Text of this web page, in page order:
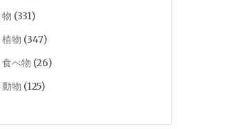
物 (331)
植物 (347)
食べ物 (26)
動物 (125)